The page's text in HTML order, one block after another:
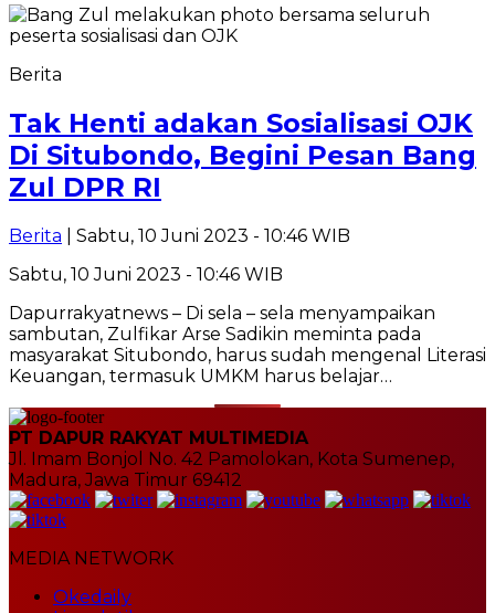
Berita
Tak Henti adakan Sosialisasi OJK
Di Situbondo, Begini Pesan Bang
Zul DPR RI
Berita | Sabtu, 10 Juni 2023 - 10:46 WIB
Sabtu, 10 Juni 2023 - 10:46 WIB
Dapurrakyatnews – Di sela – sela menyampaikan
sambutan, Zulfikar Arse Sadikin meminta pada
masyarakat Situbondo, harus sudah mengenal Literasi
Keuangan, termasuk UMKM harus belajar…
PT DAPUR RAKYAT MULTIMEDIA
Jl. Imam Bonjol No. 42 Pamolokan, Kota Sumenep,
Madura, Jawa Timur 69412
MEDIA NETWORK
Okedaily